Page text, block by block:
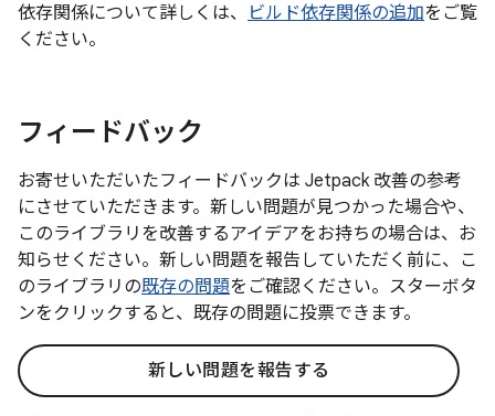
依存関係について詳しくは、 ビルド依存関係の追加をご覧
ください。
フィードバック
お寄せいただいたフィードバックは Jetpack 改善の参考
にさせていただきます。新しい問題が見つかった場合や、
このライブラリを改善するアイデアをお持ちの場合は、お
知らせください。新しい問題を報告していただく前に、こ
のライブラリの既存の問題をご確認ください。スターボタ
ンをクリックすると、既存の問題に投票できます。
新しい問題を報告する